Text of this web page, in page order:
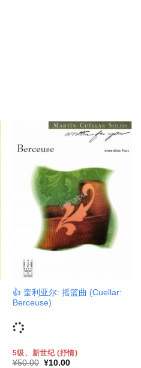
👍 奎利亚尔: 摇篮曲 (Cuellar:
Berceuse)
5级、新世纪 (抒情)
¥50.00 原
¥10.00当